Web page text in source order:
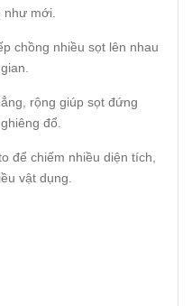
như mới.
chồng nhiều sọt lên nhau
rộng giúp sọt đứng
đổ.
để chiếm nhiều diện tích,
vật dụng.